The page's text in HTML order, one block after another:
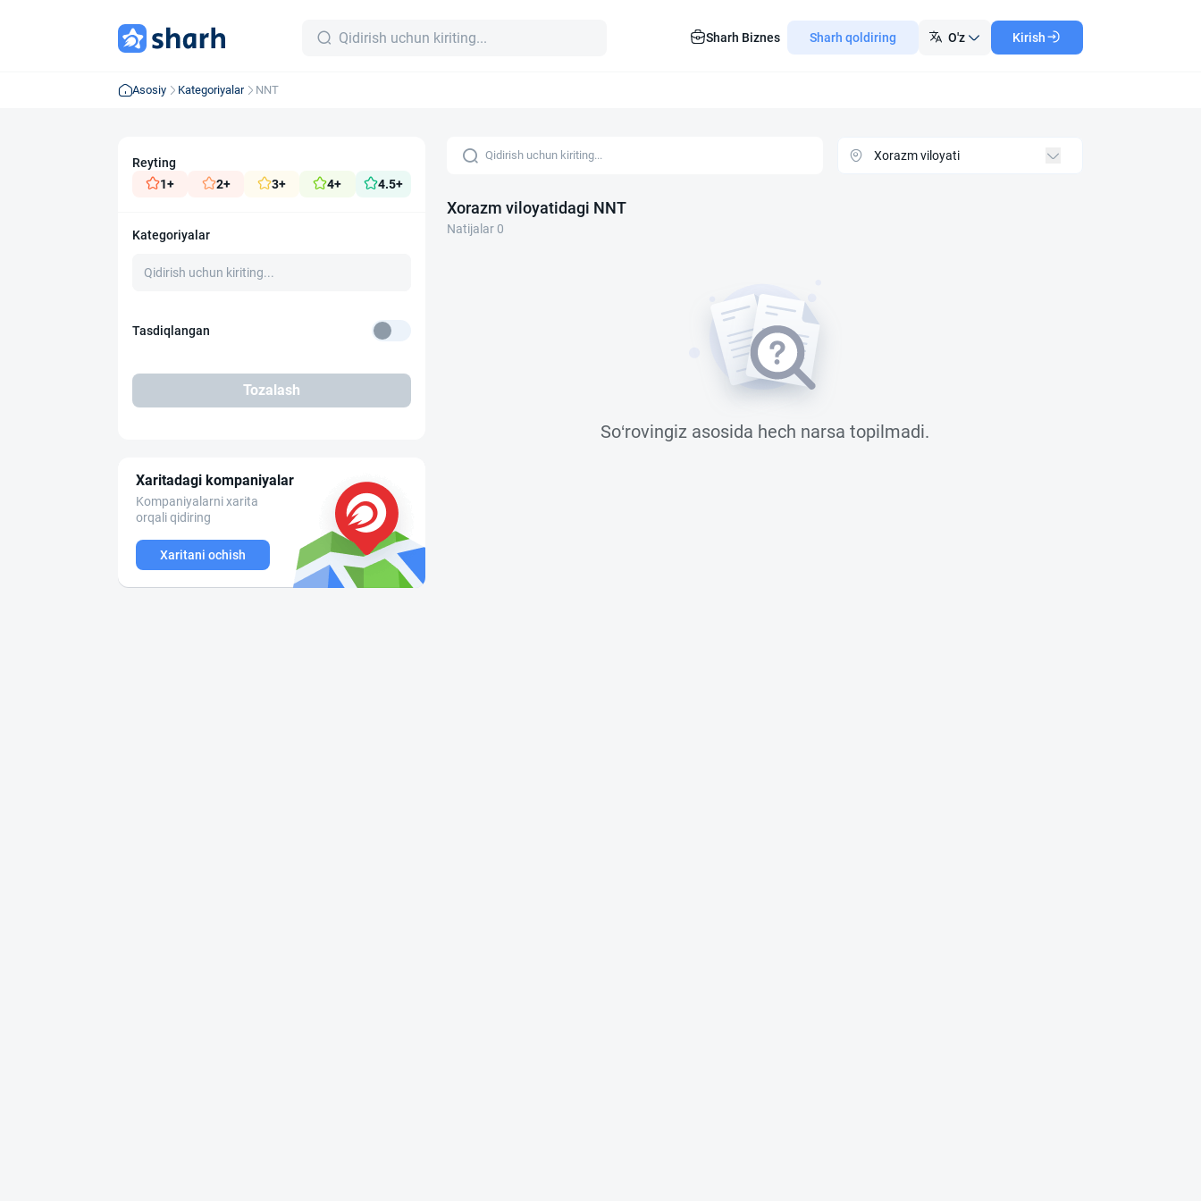
Sharh Biznes Sharh qoldiring O'z Kirish
Asosiy Kategoriyalar NNT
Reyting
1+
2+ 3+ 4+ 4.5+
Kategoriyalar
Tasdiqlangan
Tozalash
Xaritadagi kompaniyalar
Kompaniyalarni xarita
orqali qidiring
Xaritani ochish
Xorazm viloyatidagi NNT
Natijalar 0
So‘rovingiz asosida hech narsa topilmadi.